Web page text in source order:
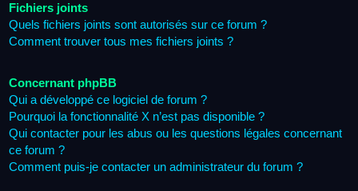
Fichiers joints
Quels fichiers joints sont autorisés sur ce forum ?
Comment trouver tous mes fichiers joints ?
Concernant phpBB
Qui a développé ce logiciel de forum ?
Pourquoi la fonctionnalité X n’est pas disponible ?
Qui contacter pour les abus ou les questions légales concernant
ce forum ?
Comment puis-je contacter un administrateur du forum ?